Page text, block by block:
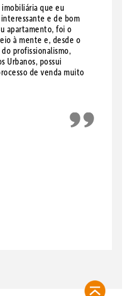
imobiliária que eu
e de bom
apartamento, foi o
à mente e, desde o
profissionalismo,
Urbanos, possui
de venda muito